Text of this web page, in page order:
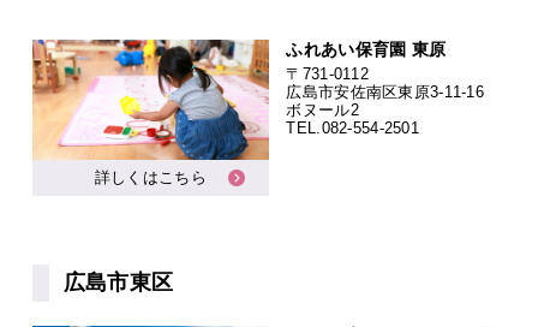
詳しくはこちら
ふれあい保育園 東原
〒731-0112
広島市安佐南区東原3-11-16
ボヌール2
TEL.082-554-2501
広島市東区